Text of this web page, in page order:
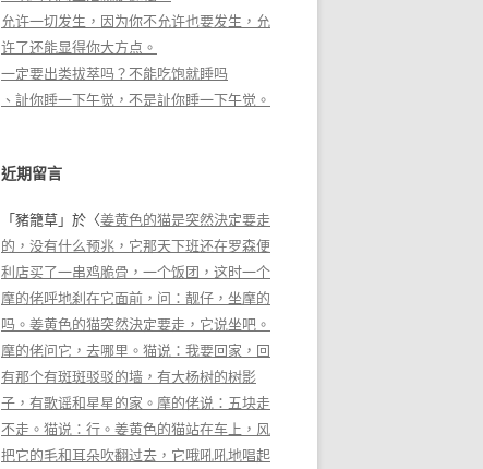
允许一切发生，因为你不允许也要发生，允
许了还能显得你大方点。
一定要出类拔萃吗？不能吃饱就睡吗
、訨你睡一下午觉，不是訨你睡一下午觉。
近期留言
「 豬籠草 」於〈姜黄色的猫是突然決定要走
的，没有什么预兆，它那天下班还在罗森便
利店买了一串鸡脆骨，一个饭团，这时一个
摩的佬呼地刹在它面前，问：靓仔，坐摩的
吗。姜黄色的猫突然決定要走，它说坐吧。
摩的佬问它，去哪里。猫说：我要回家，回
有那个有斑斑驳驳的墙，有大杨树的树影
子，有歌谣和星星的家。摩的佬说：五块走
不走。猫说：行。姜黄色的猫站在车上，风
把它的毛和耳朵吹翻过去，它哦吼吼地唱起